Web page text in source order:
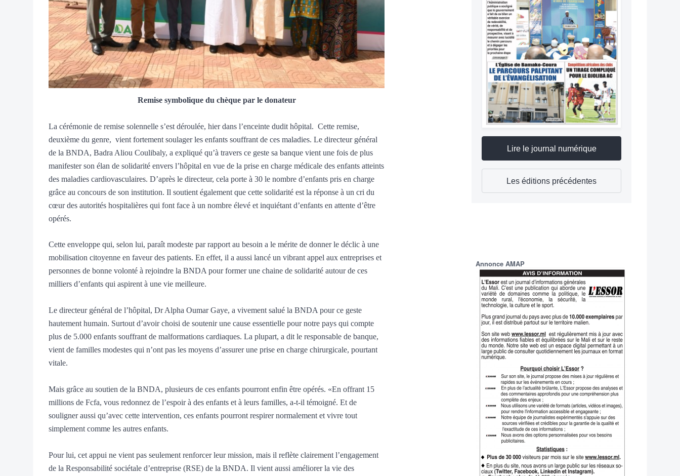
Remise symbolique du chèque par le donateur
La cérémonie de remise solennelle s’est déroulée, hier dans l’enceinte dudit hôpital. Cette remise,
deuxième du genre, vient fortement soulager les enfants souffrant de ces maladies. Le directeur général
de la BNDA, Badra Aliou Coulibaly, a expliqué qu’à travers ce geste sa banque vient une fois de plus
manifester son élan de solidarité envers l’hôpital en vue de la prise en charge médicale des enfants atteints
des maladies cardiovasculaires. D’après le directeur, cela porte à 30 le nombre d’enfants pris en charge
grâce au concours de son institution. Il soutient également que cette solidarité est la réponse à un cri du
cœur des autorités hospitalières qui font face à un nombre élevé et inquiétant d’enfants en attente d’être
opérés.
Cette enveloppe qui, selon lui, paraît modeste par rapport au besoin a le mérite de donner le déclic à une
mobilisation citoyenne en faveur des patients. En effet, il a aussi lancé un vibrant appel aux entreprises et
personnes de bonne volonté à rejoindre la BNDA pour former une chaine de solidarité autour de ces
milliers d’enfants qui aspirent à une vie meilleure.
Le directeur général de l’hôpital, Dr Alpha Oumar Gaye, a vivement salué la BNDA pour ce geste
hautement humain. Surtout d’avoir choisi de soutenir une cause essentielle pour notre pays qui compte
plus de 5.000 enfants souffrant de malformations cardiaques. La plupart, a dit le responsable de banque,
vient de familles modestes qui n’ont pas les moyens d’assurer une prise en charge chirurgicale, pourtant
vitale.
Mais grâce au soutien de la BNDA, plusieurs de ces enfants pourront enfin être opérés. «En offrant 15
millions de Fcfa, vous redonnez de l’espoir à des enfants et à leurs familles, a-t-il témoigné. Et de
souligner aussi qu’avec cette intervention, ces enfants pourront respirer normalement et vivre tout
simplement comme les autres enfants.
Pour lui, cet appui ne vient pas seulement renforcer leur mission, mais il reflète clairement l’engagement
de la Responsabilité sociétale d’entreprise (RSE) de la BNDA. Il vient aussi améliorer la vie des
Lire le journal numérique
Les éditions précédentes
Annonce AMAP